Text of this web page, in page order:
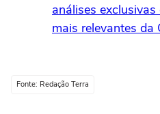
análises
mais relevantes da
Fonte: Redação Terra